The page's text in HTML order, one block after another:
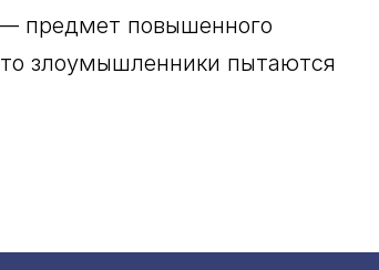
предмет повышенного
злоумышленники пытаются